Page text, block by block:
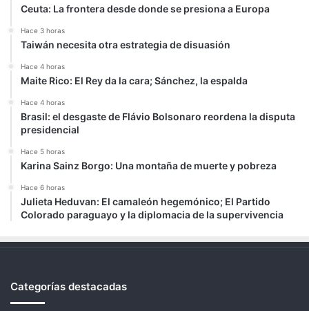
Ceuta: La frontera desde donde se presiona a Europa
Hace 3 horas
Taiwán necesita otra estrategia de disuasión
Hace 4 horas
Maite Rico: El Rey da la cara; Sánchez, la espalda
Hace 4 horas
Brasil: el desgaste de Flávio Bolsonaro reordena la disputa
presidencial
Hace 5 horas
Karina Sainz Borgo: Una montaña de muerte y pobreza
Hace 6 horas
Julieta Heduvan: El camaleón hegemónico; El Partido
Colorado paraguayo y la diplomacia de la supervivencia
Categorías destacadas